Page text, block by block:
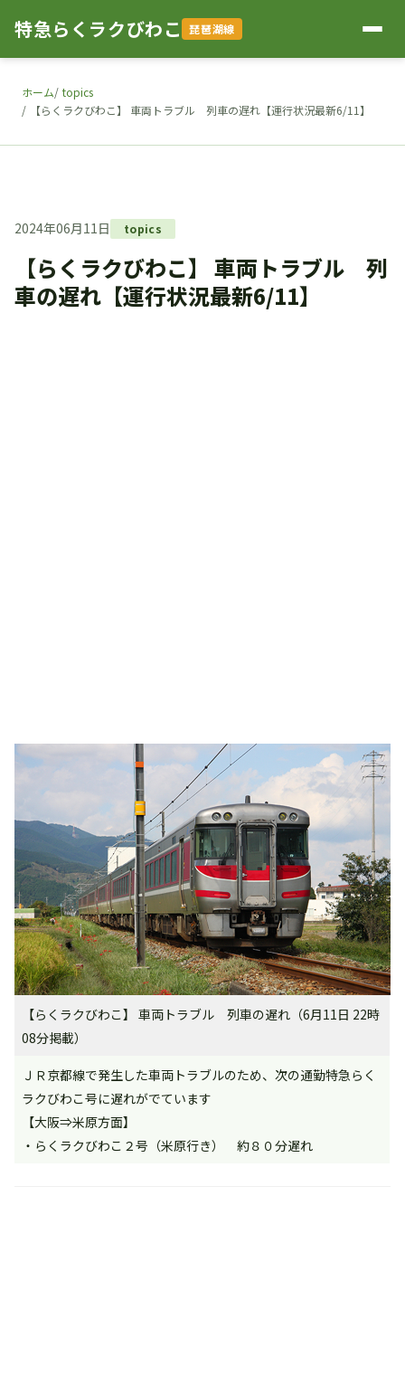
特急らくラクびわこ 琵琶湖線
ホーム topics
【らくラクびわこ】 車両トラブル 列車の遅れ【運行状況最新6/11】
2024年06月11日 topics
【らくラクびわこ】 車両トラブル 列
車の遅れ【運行状況最新6/11】
【らくラクびわこ】 車両トラブル 列車の遅れ（6月11日 22時
08分掲載）
ＪＲ京都線で発生した車両トラブルのため、次の通勤特急らく
ラクびわこ号に遅れがでています
【大阪⇒米原方面】
・らくラクびわこ２号（米原行き） 約８０分遅れ